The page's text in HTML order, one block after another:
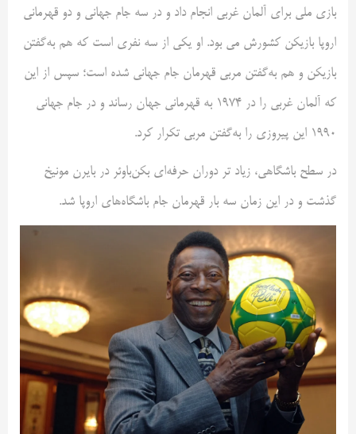
بازی ملی برای آلمان غربی انجام داد و در سه جام جهانی و دو قهرمانی
اروپا بازیکن کشورش می بود. او یکی از سه نفری است که هم به‌گفتن
بازیکن و هم به‌گفتن مربی قهرمان جام جهانی شده است؛ سپس از این
که آلمان غربی را در ۱۹۷۴ به قهرمانی جهان رساند و در جام جهانی
۱۹۹۰ این پیروزی را به‌گفتن مربی تکرار کرد.
در سطح باشگاهی، زیاد تر دوران حرفه‌ای بکن‌باوئر در بایرن مونیخ
گذشت و در این زمان سه بار قهرمان جام باشگاه‌های اروپا شد.